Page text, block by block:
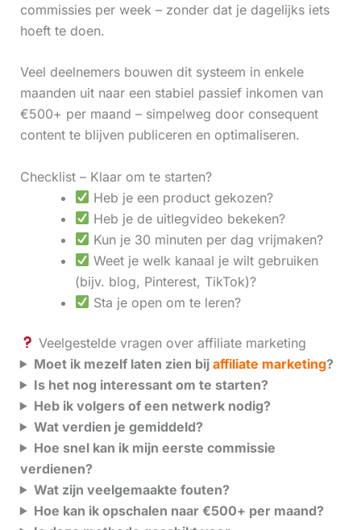
commissies per week – zonder dat je dagelijks iets
hoeft te doen.
Veel deelnemers bouwen dit systeem in enkele
maanden uit naar een stabiel passief inkomen van
€500+ per maand – simpelweg door consequent
content te blijven publiceren en optimaliseren.
Checklist – Klaar om te starten?
Heb je een product gekozen?
Heb je de uitlegvideo bekeken?
Kun je 30 minuten per dag vrijmaken?
Weet je welk kanaal je wilt gebruiken
(bijv. blog, Pinterest, TikTok)?
Sta je open om te leren?
Veelgestelde vragen over affiliate marketing
Moet ik mezelf laten zien bij affiliate marketing?
Is het nog interessant om te starten?
Heb ik volgers of een netwerk nodig?
Wat verdien je gemiddeld?
Hoe snel kan ik mijn eerste commissie
verdienen?
Wat zijn veelgemaakte fouten?
Hoe kan ik opschalen naar €500+ per maand?